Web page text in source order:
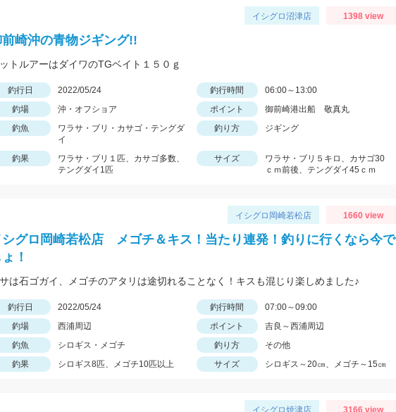
イシグロ沼津店 1398 view
崎沖の青物ジギング!!
トルアーはダイワのTGベイト１５０ｇ
釣行日 2022/05/24 釣行時間
06:00～13:00
釣場
沖・オフショア ポイント
御前崎港出船 敬真丸
釣魚
ワラサ・ブリ・カサゴ・テングダ
イ
釣り方 ジギング
釣果
ワラサ・ブリ１匹、カサゴ多数、
テングダイ1匹
サイズ
ワラサ・ブリ５キロ、カサゴ30
ｃｍ前後、テングダイ45ｃｍ
イシグロ岡崎若松店 1660 view
シグロ岡崎若松店 メゴチ＆キス！当たり連発！釣りに行くなら今で
！
は石ゴガイ、メゴチのアタリは途切れることなく！キスも混じり楽しめました♪
釣行日 2022/05/24 釣行時間
07:00～09:00
釣場
西浦周辺 ポイント
吉良～西浦周辺
釣魚
シロギス・メゴチ 釣り方
その他
釣果
シロギス8匹、メゴチ10匹以上 サイズ シロギス～20㎝、メゴチ～15㎝
イシグロ焼津店 3166 view